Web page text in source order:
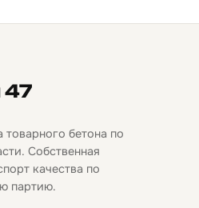
47
бетона по
Собственная
качества по
партию.